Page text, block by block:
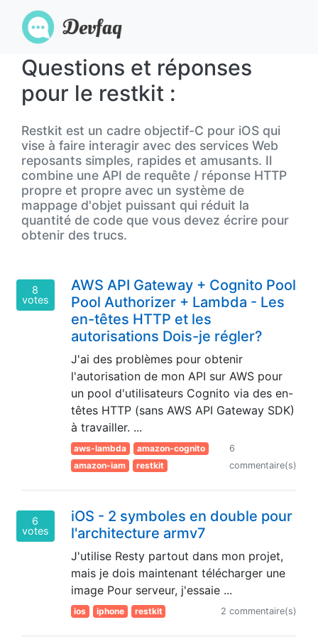
Questions et réponses
pour le restkit :
Restkit est un cadre objectif-C pour iOS qui
vise à faire interagir avec des services Web
reposants simples, rapides et amusants. Il
combine une API de requête / réponse HTTP
propre et propre avec un système de
mappage d'objet puissant qui réduit la
quantité de code que vous devez écrire pour
obtenir des trucs.
8
votes
AWS API Gateway + Cognito Pool
Pool Authorizer + Lambda - Les
en-têtes HTTP et les
autorisations Dois-je régler?
J'ai des problèmes pour obtenir
l'autorisation de mon API sur AWS pour
un pool d'utilisateurs Cognito via des en-
têtes HTTP (sans AWS API Gateway SDK)
à travailler. ...
aws-lambda
amazon-cognito
amazon-iam
restkit
6
commentaire(s)
6
votes
iOS - 2 symboles en double pour
l'architecture armv7
J'utilise Resty partout dans mon projet,
mais je dois maintenant télécharger une
image Pour serveur, j'essaie ...
ios iphone restkit 2 commentaire(s)